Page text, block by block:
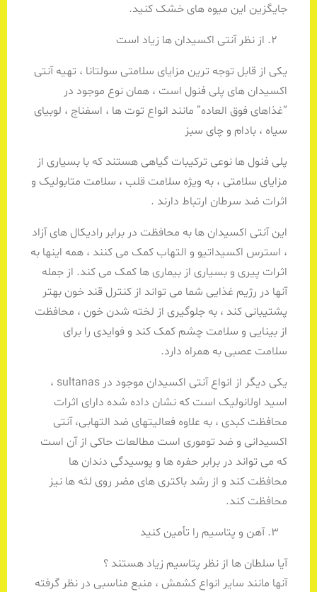
جایگزین این میوه های خشک کنید.
از نظر آنتی اکسیدان ها زیاد است
یکی از قابل توجه ترین مزایای سلامتی سولتانا ، تهیه آنتی
اکسیدان های پلی فنول است ، همان نوع موجود در
“غذاهای فوق العاده” مانند انواع توت ها ، اسفناج ، لوبیای
سیاه ، بادام و چای سبز
پلی فنول ها نوعی ترکیبات گیاهی هستند که با بسیاری از
مزایای سلامتی ، به ویژه سلامت قلب ، سلامت متابولیک و
اثرات ضد سرطان ارتباط دارند .
این آنتی اکسیدان ها به محافظت در برابر رادیکال های آزاد
، استرس اکسیداتیو و التهاب کمک می کنند ، همه اینها به
اثرات پیری و بسیاری از بیماری ها کمک می کند. از جمله
آنها در رژیم غذایی شما می تواند از کنترل قند خون بهتر
پشتیبانی کند ، به جلوگیری از لخته شدن خون ، محافظت
از بینایی و سلامت چشم کمک کند و فوایدی را برای
سلامت عصبی به همراه دارد.
یکی دیگر از انواع آنتی اکسیدان موجود در sultanas ،
اسید اولانولیک است که نشان داده شده دارای اثرات
محافظت کبدی ، به علاوه فعالیتهای ضد التهابی، آنتی
اکسیدانی و ضد توموری است مطالعات حاکی از آن است
که می تواند در برابر حفره ها و پوسیدگی دندان ها
محافظت کند و از رشد باکتری های مضر روی لثه ها نیز
محافظت کند.
آهن و پتاسیم را تأمین کنید
آیا سلطان ها از نظر پتاسیم زیاد هستند ؟
آنها مانند سایر انواع کشمش ، منبع مناسبی در نظر گرفته